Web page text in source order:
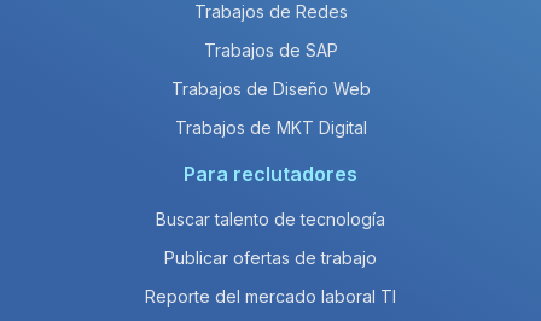
Trabajos de Redes
Trabajos de SAP
Trabajos de Diseño Web
Trabajos de MKT Digital
Para reclutadores
Buscar talento de tecnología
Publicar ofertas de trabajo
Reporte del mercado laboral TI